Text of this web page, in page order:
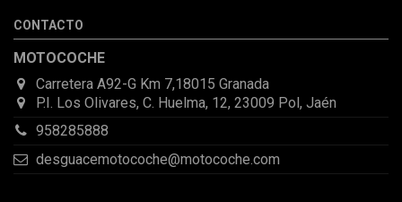
la pieza llegó correcta y bien embalada, además de llegarme 2
CONTACTO
MOTOCOCHE
Carretera A92-G Km 7,18015 Granada
P.I. Los Olivares, C. Huelma, 12, 23009 Pol, Jaén
958285888
desguacemotocoche@motocoche.com